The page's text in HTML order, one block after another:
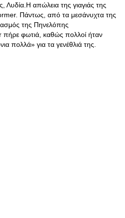
Λυδία.Η απώλεια της γιαγιάς της
Πάντως, από τα μεσάνυχτα της
της Πηνελόπης
φωτιά, καθώς πολλοί ήταν
πολλά» για τα γενέθλιά της.